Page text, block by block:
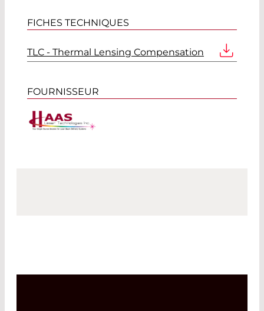
FICHES TECHNIQUES
TLC - Thermal Lensing Compensation
FOURNISSEUR